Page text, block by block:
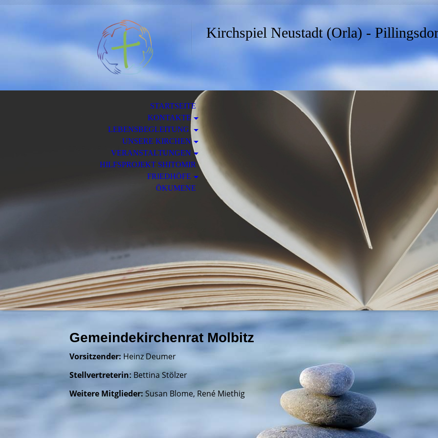
Kirchspiel Neustadt (Orla) -
STARTSEITE
KONTAKTE
LEBENSBEGLEITUNG
UNSERE KIRCHEN
VERANSTALTUNGEN
HILFSPROJEKT SHITOMIR
FRIEDHÖFE
ÖKUMENE
Gemeindekirchenrat Molbitz
Vorsitzender: Heinz Deumer
Stellvertreterin: Bettina Stölzer
Weitere Mitglieder: Susan Blome, René Miethig